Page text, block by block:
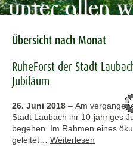
Übersicht nach Monat
RuheForst der Stadt
Jubiläum
26. Juni 2018 – Am
Stadt Laubach ihr 10-jähriges
begehen. Im Rahmen eines
geleitet… Weiterlesen